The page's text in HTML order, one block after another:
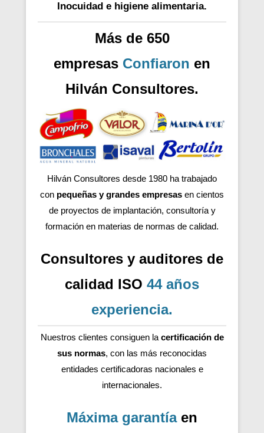
Inocuidad e higiene alimentaria.
Más de 650
empresas Confiaron en
Hilván Consultores.
Hilván Consultores desde 1980 ha trabajado
con pequeñas y grandes empresas en cientos
de proyectos de implantación, consultoría y
formación en materias de normas de calidad.
Consultores y auditores de
calidad ISO 44 años
experiencia.
Nuestros clientes consiguen la certificación de
sus normas, con las más reconocidas
entidades certificadoras nacionales e
internacionales.
Máxima garantíaen